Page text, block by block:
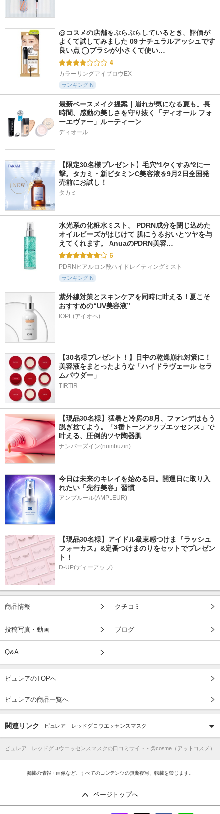
ビタミン10ポアスト
リクスセラムマスク
Anua
SK-II
Anua
@コスメの店舗をぶらぶらしているとき、評価が
よくて試してみました 09 ナチュラルアッシュです
良い点 ◯ブラシが小さくて使い…
4
カラーリングアイブロウEX
ランキングIN
最新ベースメイク提案｜崩れが気になる夏も。長
時間、感動の美しさを守り抜く「ディオール フォ
ーエヴァー」ルーティーン
ディオール
【限定30名様プレゼント】毛穴*1やくすみ*2に一
撃。タカミ・新ビタミンC美容液を9月2日全国発
売前にお試し！
タカミ
水光系の化粧水ミスト。 PDRN成分を閉じ込めた
オイルビーズがはじけて 肌にうるおいとツヤを与
えてくれます。 AnuaのPDRN美容…
6
PDRNヒアルロン酸ハイドレイティングミスト
ランキングIN
紫外線対策とスキンケアを同時に叶える！夏こそ
おすすめの“UV美容液”
IOPE(アイオペ)
【30名様プレゼント！】日中の乾燥崩れ対策に！
美容液をまとったような「ハイドラヴェール セラ
ムパウダー」
TIRTIR
【現品30名様】猛暑と冷房の8月、ファンデはもう
脱ぎ捨てよう。「3番トーンアップエッセンス」で
叶える、圧倒的ツヤ陶器肌
ナンバーズイン(numbuzin)
今日は未来のキレイを始める日。開運日に取り入
れたい「先行美容」習慣
アンプルール(AMPLEUR)
【現品30名様】アイドル級束感つけま『ラッシュ
フォーカス』&定番つけまのりをセットでプレゼン
ト！
D-UP(ディーアップ)
商品情報 クチコミ
投稿写真・動画 ブログ
Q&A
ピュレアのTOPへ
ピュレアの商品一覧へ
関連リンク ピュレア レッドグロウエッセンスマスク
ピュレア レッドグロウエッセンスマスクの口コミサイト - @cosme（アットコスメ）
掲載の情報・画像など、すべてのコンテンツの無断複写、転載を禁じます。
ページトップへ